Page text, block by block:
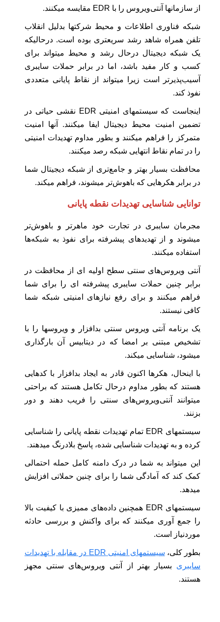
از سازمانها آنتی‌ویروس را با EDR مقایسه میکنند.
شبکه فناوری اطلاعات و محیط شرکتها بدلیل انقلاب
تلفن همراه شاهد رشد سریعتری بوده است. درحالیکه
یک شبکه دیجیتال درحال رشد و محیط میتواند برای
کسب و کار مفید باشد، اما در برابر حملات سایبری
آسیب‌پذیرتر است زیرا میتواند از نقاط پایانی متعددی
نفوذ کند.
اینجاست که سیستمهای امنیتی EDR نقشی حیاتی در
تضمین امنیت محیط دیجیتال ایفا میکنند. آنها امنیت
متمرکز را فراهم میکنند و بطور مداوم تهدیدات امنیتی
را در تمام نقاط انتهایی شبکه رصد میکنند.
محافظت بسیار بهتر و جامع‌تری از شبکه دیجیتال شما
در برابر هکرهایی که باهوش‌تر میشوند، فراهم میکند.
توانایی شناسایی تهدیدات نقطه پایانی
مجرمان سایبری در تجارت خود ماهرتر و باهوش‌تر
میشوند و از تهدیدهای پیشرفته برای نفوذ به شبکه‌ها
استفاده میکنند.
آنتی ویروس‌های سنتی سطح اولیه ای از محافظت در
برابر چنین حملات سایبری پیشرفته ای را برای شما
فراهم میکنند و برای رفع نیازهای امنیتی شبکه شما
کافی نیستند.
یک برنامه آنتی ویروس سنتی بدافزار و ویروسها را با
تشخیص مبتنی بر امضا که در دیتابیس آن بارگذاری
میشود، شناسایی میکند.
با اینحال، هکرها اکنون قادر به ایجاد بدافزار با کدهایی
هستند که بطور مداوم درحال تکامل هستند که براحتی
میتوانند آنتی‌ویروس‌های سنتی را فریب دهند و دور
بزنند.
سیستمهای EDR تمام تهدیدات نقطه پایانی را شناسایی
کرده و به تهدیدات شناسایی شده، پاسخ بلادرنگ میدهند.
این میتواند به شما در درک دامنه کامل حمله احتمالی
کمک کند که آمادگی شما را برای چنین حملاتی افزایش
میدهد.
سیستمهای EDR همچنین داده‌های ممیزی با کیفیت بالا
را جمع‌ آوری میکنند که برای واکنش و بررسی حادثه
موردنیاز است.
بطور کلی،
سیستمهای امنیتی EDR در مقابله با تهدیدات
سایبری بسیار بهتر از آنتی ‌ویروس‌های سنتی مجهز
هستند.